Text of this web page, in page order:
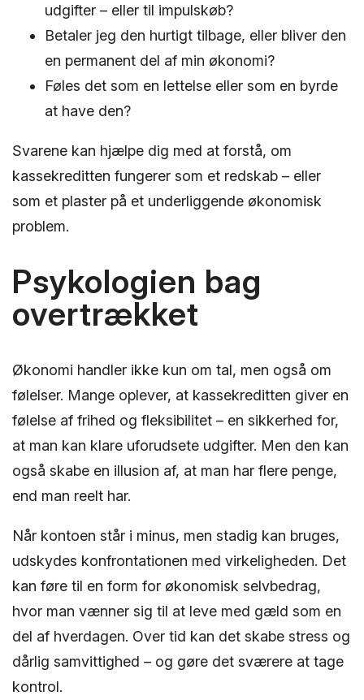
udgifter – eller til impulskøb?
Betaler jeg den hurtigt tilbage, eller bliver den
en permanent del af min økonomi?
Føles det som en lettelse eller som en byrde
at have den?
Svarene kan hjælpe dig med at forstå, om
kassekreditten fungerer som et redskab – eller
som et plaster på et underliggende økonomisk
problem.
Psykologien bag
overtrækket
Økonomi handler ikke kun om tal, men også om
følelser. Mange oplever, at kassekreditten giver en
følelse af frihed og fleksibilitet – en sikkerhed for,
at man kan klare uforudsete udgifter. Men den kan
også skabe en illusion af, at man har flere penge,
end man reelt har.
Når kontoen står i minus, men stadig kan bruges,
udskydes konfrontationen med virkeligheden. Det
kan føre til en form for økonomisk selvbedrag,
hvor man vænner sig til at leve med gæld som en
del af hverdagen. Over tid kan det skabe stress og
dårlig samvittighed – og gøre det sværere at tage
kontrol.